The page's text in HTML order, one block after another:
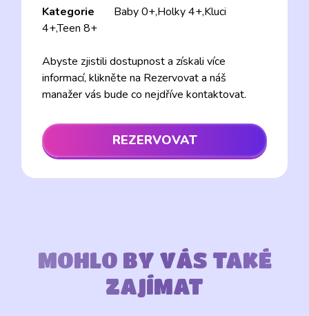
Kategorie
Baby 0+,Holky 4+,Kluci
4+,Teen 8+
Abyste zjistili dostupnost a získali více
informací, klikněte na Rezervovat a náš
manažer vás bude co nejdříve kontaktovat.
REZERVOVAT
MOHLO BY VÁS TAKÉ
ZAJÍMAT